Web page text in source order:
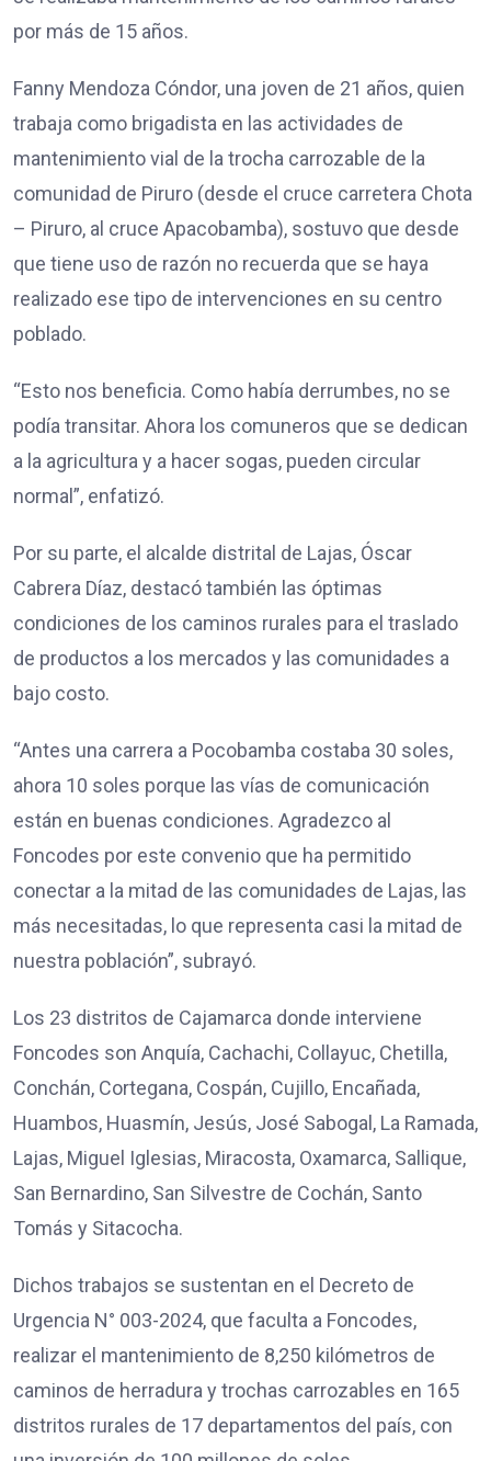
por más de 15 años.
Fanny Mendoza Cóndor, una joven de 21 años, quien
trabaja como brigadista en las actividades de
mantenimiento vial de la trocha carrozable de la
comunidad de Piruro (desde el cruce carretera Chota
– Piruro, al cruce Apacobamba), sostuvo que desde
que tiene uso de razón no recuerda que se haya
realizado ese tipo de intervenciones en su centro
poblado.
“Esto nos beneficia. Como había derrumbes, no se
podía transitar. Ahora los comuneros que se dedican
a la agricultura y a hacer sogas, pueden circular
normal”, enfatizó.
Por su parte, el alcalde distrital de Lajas, Óscar
Cabrera Díaz, destacó también las óptimas
condiciones de los caminos rurales para el traslado
de productos a los mercados y las comunidades a
bajo costo.
“Antes una carrera a Pocobamba costaba 30 soles,
ahora 10 soles porque las vías de comunicación
están en buenas condiciones. Agradezco al
Foncodes por este convenio que ha permitido
conectar a la mitad de las comunidades de Lajas, las
más necesitadas, lo que representa casi la mitad de
nuestra población”, subrayó.
Los 23 distritos de Cajamarca donde interviene
Foncodes son Anquía, Cachachi, Collayuc, Chetilla,
Conchán, Cortegana, Cospán, Cujillo, Encañada,
Huambos, Huasmín, Jesús, José Sabogal, La Ramada,
Lajas, Miguel Iglesias, Miracosta, Oxamarca, Sallique,
San Bernardino, San Silvestre de Cochán, Santo
Tomás y Sitacocha.
Dichos trabajos se sustentan en el Decreto de
Urgencia N° 003-2024, que faculta a Foncodes,
realizar el mantenimiento de 8,250 kilómetros de
caminos de herradura y trochas carrozables en 165
distritos rurales de 17 departamentos del país, con